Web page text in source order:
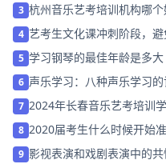
3 杭州音乐艺考培训机构哪个
4 艺考生文化课冲刺阶段，避
5 学习钢琴的最佳年龄是多大
6 声乐学习：八种声乐学习
7 2024年长春音乐艺考培训
8 2020届考生什么时候开始
9 影视表演和戏剧表演中的共